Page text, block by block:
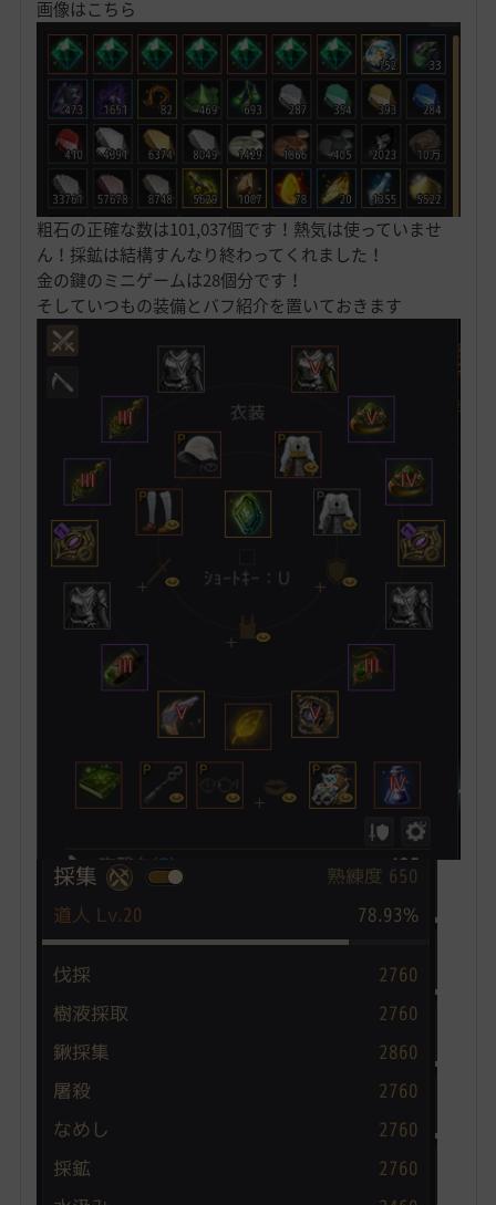
画像はこちら
粗石の正確な数は101,037個です！熱気は使っていませ
ん！採鉱は結構すんなり終わってくれました！
金の鍵のミニゲームは28個分です！
そしていつもの装備とバフ紹介を置いておきます